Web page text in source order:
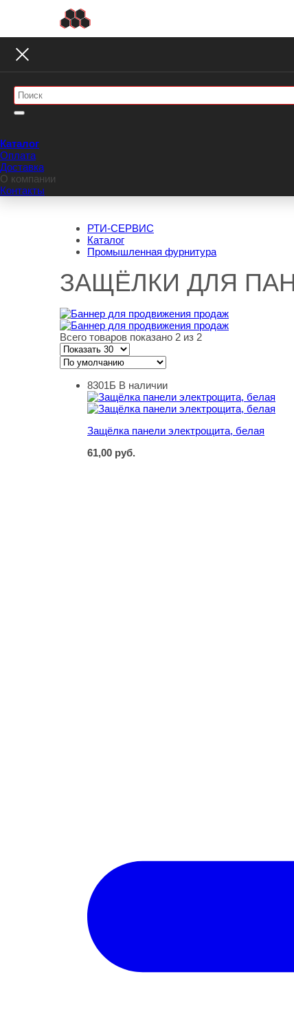
Каталог
Оплата
Доставка
О компании
Контакты
РТИ-СЕРВИС
Каталог
Промышленная фурнитура
ЗАЩЁЛКИ ДЛЯ
Всего товаров показано 2 из 2
Защёлка панели электрощита, белая
8301Б В наличии
Защёлка панели электрощита, белая
61,00 руб.